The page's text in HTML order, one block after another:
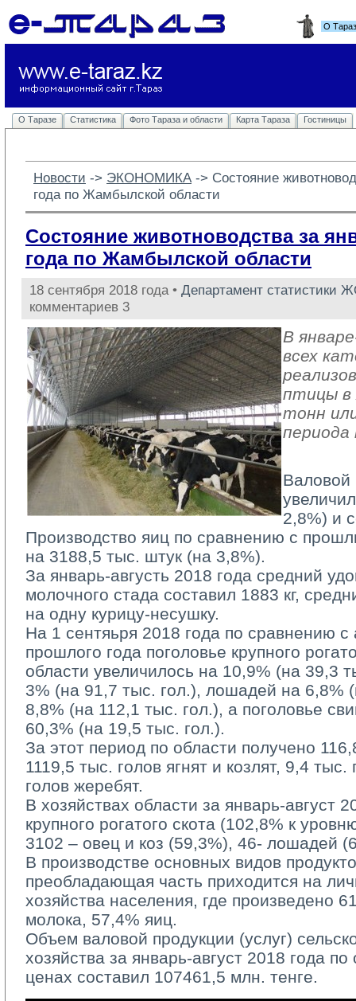
О
О Таразе Статистика Фото Тараза и области Карта Тараза Гостиницы
Новости -> ЭКОНОМИКА -> Состояние
года по Жамбылской области
Состояние животноводства за
года по Жамбылской области
18 сентября 2018 года • Департамент статистики
комментариев 3
В
всех
птицы в
тонн
периода
Валовой
2,8%) и
Производство яиц по сравнению с
на 3188,5 тыс. штук (на 3,8%).
За январь-августь 2018 года средний
молочного стада составил 1883 кг,
на одну курицу-несушку.
На 1 сентяьря 2018 года по сравнению
прошлого года поголовье крупного
области увеличилось на 10,9% (на 39,3
3% (на 91,7 тыс. гол.), лошадей на 6,8%
8,8% (на 112,1 тыс. гол.), а поголовье
60,3% (на 19,5 тыс. гол.).
За этот период по области получено
1119,5 тыс. голов ягнят и козлят, 9,4
голов жеребят.
В хозяйствах области за январь-август
крупного рогатого скота (102,8% к
3102 – овец и коз (59,3%), 46- лошадей
В производстве основных видов
преобладающая часть приходится на
хозяйства населения, где произведено
молока, 57,4% яиц.
Объем валовой продукции (услуг)
хозяйства за январь-август 2018 года
ценах составил 107461,5 млн. тенге.